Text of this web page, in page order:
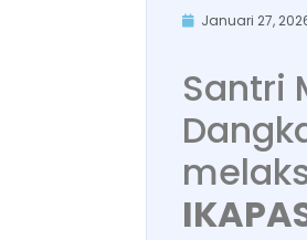
Januari 27,
Santri